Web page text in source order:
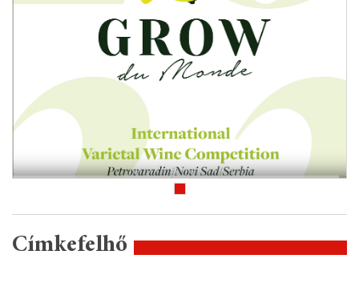
Címkefelhő